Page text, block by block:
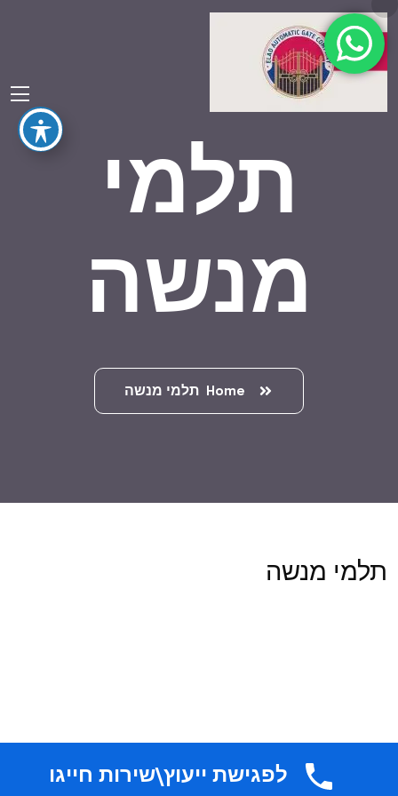
תלמי
מנשה
Home תלמי מנשה
תלמי מנשה
לפגישת ייעוץ\שירות חייגו